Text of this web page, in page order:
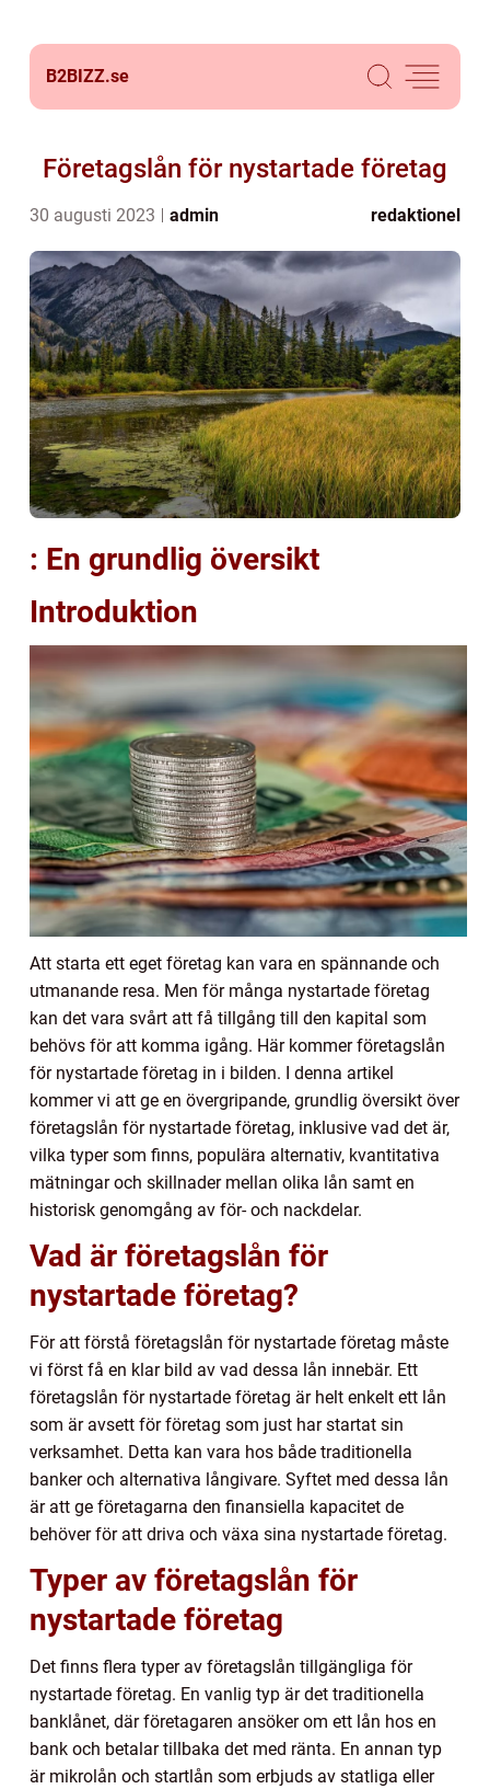
B2BIZZ.se
Företagslån för nystartade företag
30 augusti 2023 admin redaktionel
: En grundlig översikt
Introduktion
Att starta ett eget företag kan vara en spännande och
utmanande resa. Men för många nystartade företag
kan det vara svårt att få tillgång till den kapital som
behövs för att komma igång. Här kommer företagslån
för nystartade företag in i bilden. I denna artikel
kommer vi att ge en övergripande, grundlig översikt över
företagslån för nystartade företag, inklusive vad det är,
vilka typer som finns, populära alternativ, kvantitativa
mätningar och skillnader mellan olika lån samt en
historisk genomgång av för- och nackdelar.
Vad är företagslån för
nystartade företag?
För att förstå företagslån för nystartade företag måste
vi först få en klar bild av vad dessa lån innebär. Ett
företagslån för nystartade företag är helt enkelt ett lån
som är avsett för företag som just har startat sin
verksamhet. Detta kan vara hos både traditionella
banker och alternativa långivare. Syftet med dessa lån
är att ge företagarna den finansiella kapacitet de
behöver för att driva och växa sina nystartade företag.
Typer av företagslån för
nystartade företag
Det finns flera typer av företagslån tillgängliga för
nystartade företag. En vanlig typ är det traditionella
banklånet, där företagaren ansöker om ett lån hos en
bank och betalar tillbaka det med ränta. En annan typ
är mikrolån och startlån som erbjuds av statliga eller